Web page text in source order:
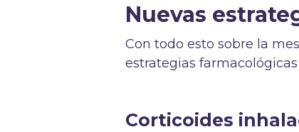
Nuevas
Con todo esto sobre la
estrategias
Corticoides